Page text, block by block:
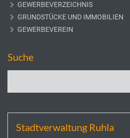
GEWERBEVERZEICHNIS
GRUNDSTÜCKE UND IMMOBILIEN
GEWERBEVEREIN
Suche
Stadtverwaltung Ruhla